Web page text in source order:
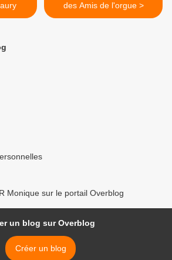
des Amis de l'orgue >
Monique sur le portail Overblog
un blog sur Overblog
Créer un blog